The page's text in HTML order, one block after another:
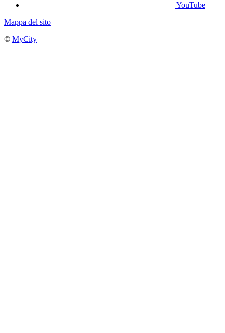
YouTube
Mappa del sito
© MyCity